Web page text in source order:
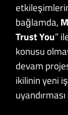
bağlamda,
Trust You”
konusu
devam
ikilinin yeni